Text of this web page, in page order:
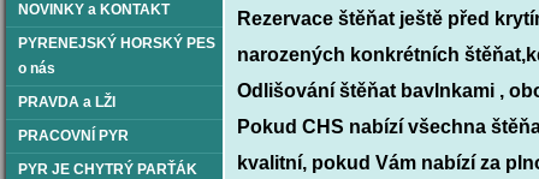
NOVINKY a KONTAKT
PYRENEJSKÝ HORSKÝ PES
o nás
PRAVDA a LŽI
PRACOVNÍ PYR
PYR JE CHYTRÝ PARŤÁK
Rezervace štěňat ještě před
narozených konkrétních
Odlišování štěňat bavlnkami ,
Pokud CHS nabízí všechna
kvalitní, pokud Vám nabízí za